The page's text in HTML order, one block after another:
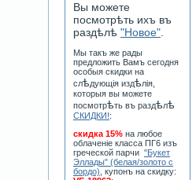
Вы можете
посмотрѣть ихъ въ
раздѣлѣ "Новое"
Мы такъ же рады
предложить Вамъ сегодня
особыя скидки на
слѣдующiя издѣлiя,
которыя вы можете
посмотрѣть въ раздѣлѣ
СКИДКИ!:
скидка 15% на любое
облаченiе класса ПГ6 изъ
греческой парчи "Букет
Эллады" (белая/золото с
бордо) , купонъ на скидку: